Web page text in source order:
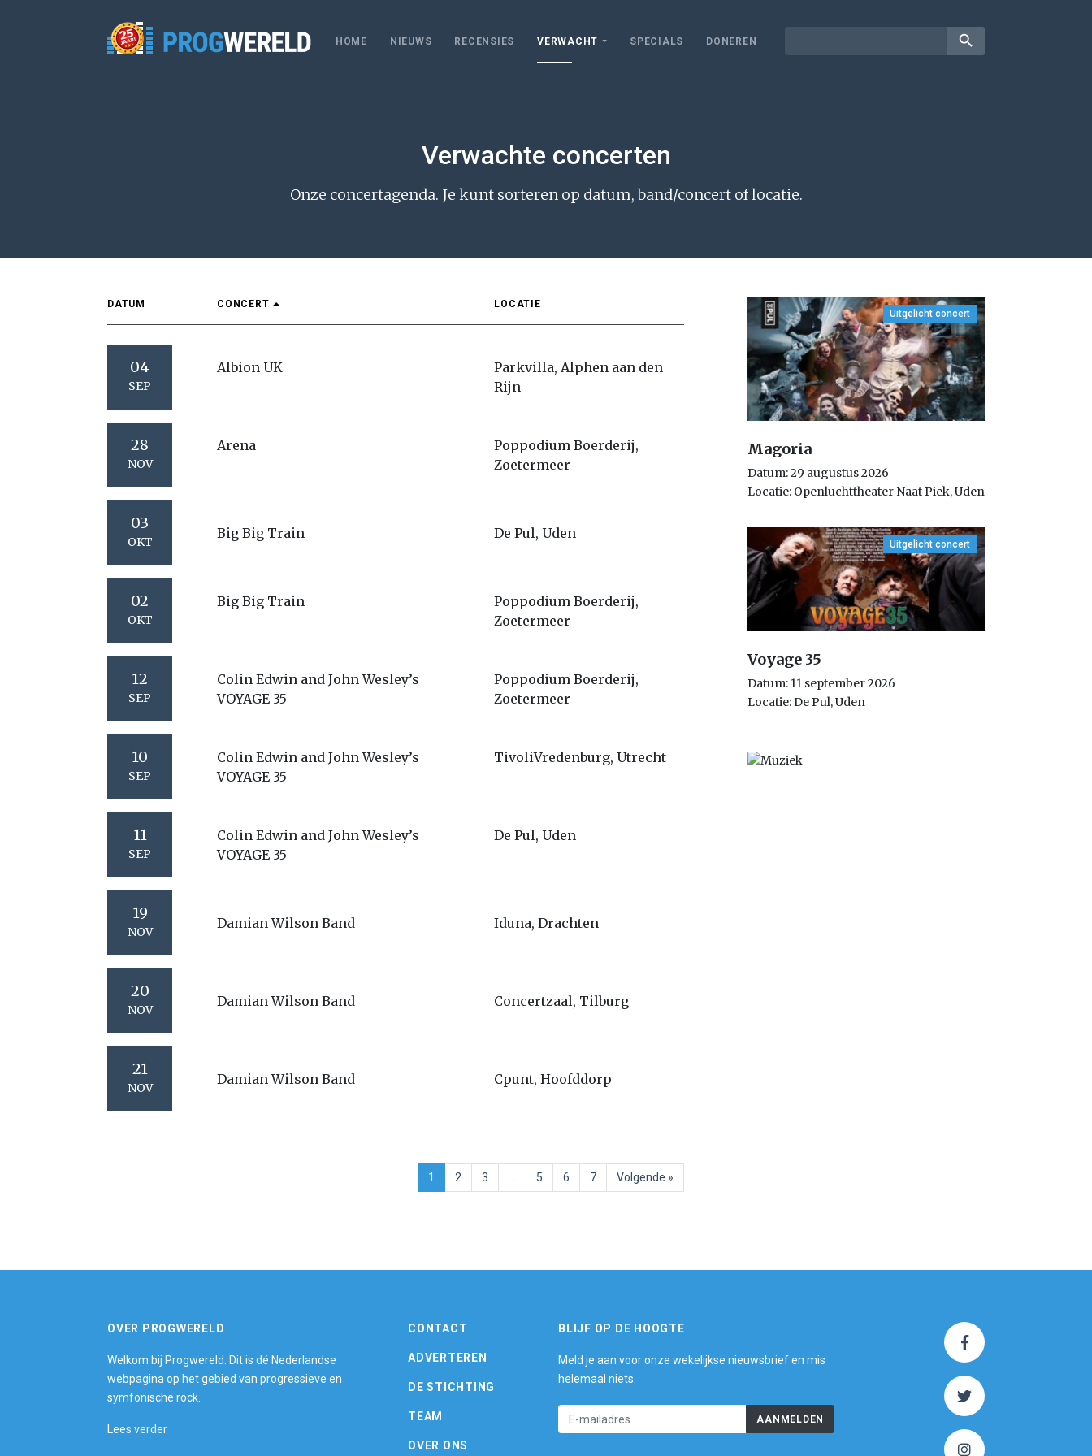
HOME NIEUWS RECENSIES VERWACHT SPECIALS DONEREN search
Verwachte concerten
Onze concertagenda. Je kunt sorteren op datum, band/concert of locatie.
DATUM CONCERT LOCATIE
04
SEP
Albion UK
Parkvilla, Alphen aan den
Rijn
28
NOV
Arena
Poppodium Boerderij,
Zoetermeer
03
OKT
Big Big Train De Pul, Uden
02
OKT
Big Big Train
Poppodium Boerderij,
Zoetermeer
12
SEP
Colin Edwin and John Wesley’s
VOYAGE 35
Poppodium Boerderij,
Zoetermeer
10
SEP
Colin Edwin and John Wesley’s
VOYAGE 35
TivoliVredenburg, Utrecht
11
SEP
Colin Edwin and John Wesley’s
VOYAGE 35
De Pul, Uden
19
NOV
Damian Wilson Band Iduna, Drachten
20
NOV
Damian Wilson Band Concertzaal, Tilburg
21
NOV
Damian Wilson Band Cpunt, Hoofddorp
1 2 3 5 6 7 Volgende »
Uitgelicht concert
Magoria
Datum: 29 augustus 2026
Locatie: Openluchttheater Naat Piek, Uden
Uitgelicht concert
Voyage 35
Datum: 11 september 2026
Locatie: De Pul, Uden
OVER PROGWERELD
Welkom bij Progwereld. Dit is dé Nederlandse
webpagina op het gebied van progressieve en
symfonische rock.
Lees verder
CONTACT
ADVERTEREN
DE STICHTING
TEAM
OVER ONS
BLIJF OP DE HOOGTE
Meld je aan voor onze wekelijkse nieuwsbrief en mis
helemaal niets.
AANMELDEN